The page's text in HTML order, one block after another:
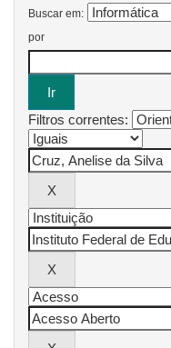
Buscar em:
por
Filtros correntes: